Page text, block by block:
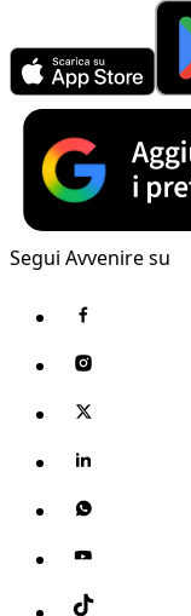
Segui Avvenire su